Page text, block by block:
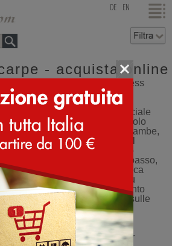
DE EN
- acquista online
ideali per il jogging e il fitness
Skechers include modelli
Up, progettate per offrire
superiore grazie alla speciale
particolare tecnologia non solo
anche i muscoli delle gambe,
a tonificare e rafforzare il
Le scarpe Shape Up sono
ottenere il massimo da ogni passo,
quotidiana in un’attività fisica
favorisce una distribuzione più
e incoraggia un movimento
a ridurre la tensione sulle
l’equilibrio complessivo.
leggeri e traspiranti, le scarpe
un comfort elevato e
rendendole ideali sia per